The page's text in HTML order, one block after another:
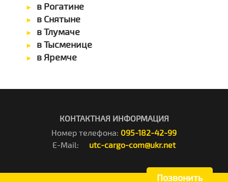
в Рогатине
в Снятыне
в Тлумаче
в Тысменице
в Яремче
КОНТАКТНАЯ ИНФОРМАЦИЯ
Номер телефона: 095-182-42-99
E-Mail: utc-cargo-com@ukr.net
Позвонить